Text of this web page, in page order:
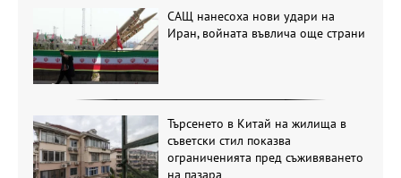
САЩ нанесоха нови удари на
Иран, войната въвлича още страни
Търсенето в Китай на жилища в
съветски стил показва
ограниченията пред съживяването
на пазара